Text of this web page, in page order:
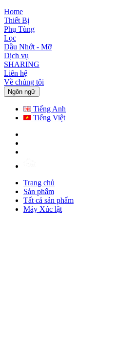
Home
Thiết Bị
Phụ Tùng
Lọc
Dầu Nhớt - Mỡ
Dịch vụ
SHARING
Liên hệ
Về chúng tôi
Ngôn ngữ
Tiếng Anh
Tiếng Việt
Trang chủ
Sản phẩm
Tất cả sản phẩm
Máy Xúc lật